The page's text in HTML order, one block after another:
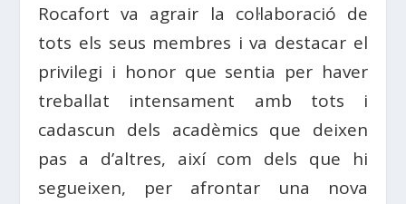
Rocafort va agrair la col·laboració de
tots els seus membres i va destacar el
privilegi i honor que sentia per haver
treballat intensament amb tots i
cadascun dels acadèmics que deixen
pas a d’altres, així com dels que hi
segueixen, per afrontar una nova